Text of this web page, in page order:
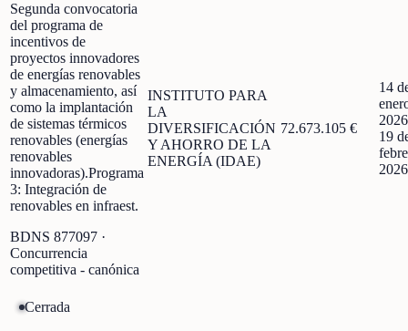
Segunda convocatoria
del programa de
incentivos de
proyectos innovadores
de energías renovables
y almacenamiento, así
como la implantación
de sistemas térmicos
renovables (energías
renovables
innovadoras).Programa
3: Integración de
renovables en infraest.
BDNS 877097 ·
Concurrencia
competitiva - canónica
INSTITUTO PARA
LA
DIVERSIFICACIÓN
Y AHORRO DE LA
ENERGÍA (IDAE)
72.673.105 €
14
2026
19
2026
Cerrada